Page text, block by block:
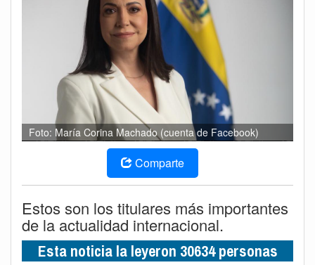
Foto: María Corina Machado (cuenta de Facebook)
Comparte
Estos son los titulares más importantes
de la actualidad internacional.
Esta noticia la leyeron 30634 personas